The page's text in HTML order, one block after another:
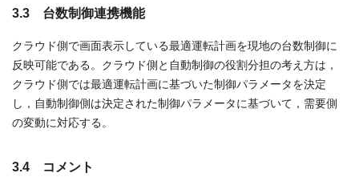
3.3 台数制御連携機能
クラウド側で画面表示している最適運転計画を現地の台数制御に
反映可能である。クラウド側と自動制御の役割分担の考え方は，
クラウド側では最適運転計画に基づいた制御パラメータを決定
し，自動制御側は決定された制御パラメータに基づいて，需要側
の変動に対応する。
3.4 コメント